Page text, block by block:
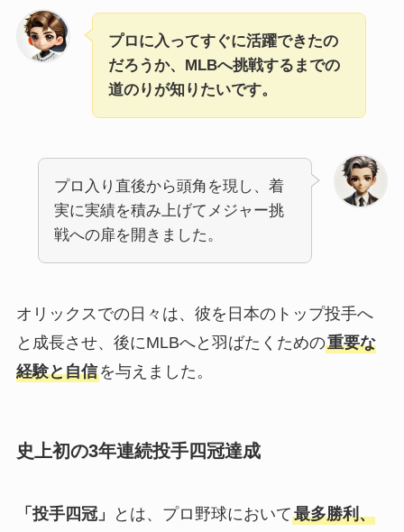
プロに入ってすぐに活躍できたの
だろうか、MLBへ挑戦するまでの
道のりが知りたいです。
プロ入り直後から頭角を現し、着
実に実績を積み上げてメジャー挑
戦への扉を開きました。
オリックスでの日々は、彼を日本のトップ投手へ
と成長させ、後にMLBへと羽ばたくための重要な
経験と自信を与えました。
史上初の3年連続投手四冠達成
「投手四冠」 とは、プロ野球において最多勝利、